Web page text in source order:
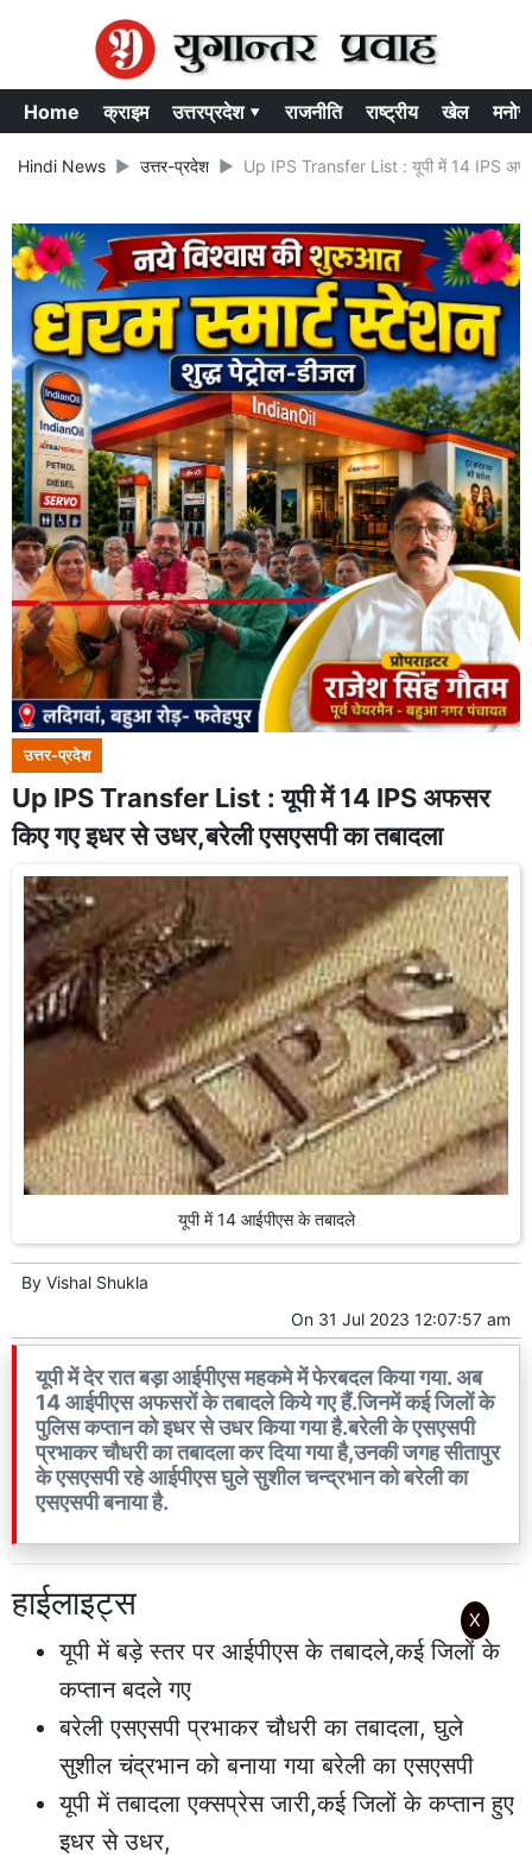
Home क्राइम उत्तरप्रदेश ▾ राजनीति राष्ट्रीय खेल
Hindi News उत्तर-प्रदेश Up IPS Transfer List : यूपी में 14 IPS
उत्तर-प्रदेश
Up IPS Transfer List : यूपी में 14 IPS अफसर
किए गए इधर से उधर,बरेली एसएसपी का तबादला
यूपी में 14 आईपीएस के तबादले
By Vishal Shukla
On 31 Jul 2023 12:07:57 am
यूपी में देर रात बड़ा आईपीएस महकमे में फेरबदल किया गया. अब
14 आईपीएस अफसरों के तबादले किये गए हैं.जिनमें कई जिलों के
पुलिस कप्तान को इधर से उधर किया गया है.बरेली के एसएसपी
प्रभाकर चौधरी का तबादला कर दिया गया है,उनकी जगह सीतापुर
के एसएसपी रहे आईपीएस घुले सुशील चन्द्रभान को बरेली का
एसएसपी बनाया है.
हाईलाइट्स
यूपी में बड़े स्तर पर आईपीएस के तबादले,कई जिलों के
कप्तान बदले गए
बरेली एसएसपी प्रभाकर चौधरी का तबादला, घुले
सुशील चंद्रभान को बनाया गया बरेली का एसएसपी
यूपी में तबादला एक्सप्रेस जारी,कई जिलों के कप्तान हुए
इधर से उधर,
X